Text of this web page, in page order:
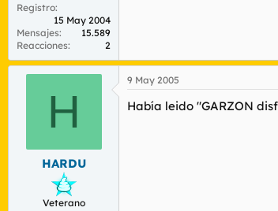
Registro
15 May 2004
Mensajes
15.589
Reacciones
2
H
HARDU
Veterano
9 May 2005
Había leido "GARZON